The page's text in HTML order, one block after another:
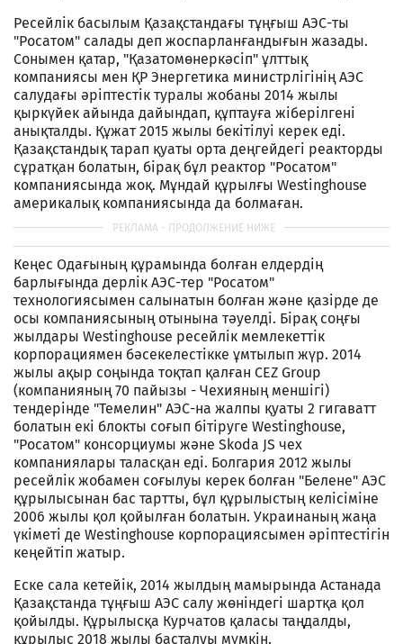
Ресейлік басылым Қазақстандағы тұңғыш АЭС-ты
"Росатом" салады деп жоспарланғандығын жазады.
Сонымен қатар, "Қазатомөнеркәсіп" ұлттық
компаниясы мен ҚР Энергетика министрлігінің АЭС
салудағы әріптестік туралы жобаны 2014 жылы
қыркүйек айында дайындап, құптауға жіберілгені
анықталды. Құжат 2015 жылы бекітілуі керек еді.
Қазақстандық тарап қуаты орта деңгейдегі реакторды
сұратқан болатын, бірақ бұл реактор "Росатом"
компаниясында жоқ. Мұндай құрылғы Westinghouse
америкалық компаниясында да болмаған.
Кеңес Одағының құрамында болған елдердің
барлығында дерлік АЭС-тер "Росатом"
технологиясымен салынатын болған және қазірде де
осы компаниясының отынына тәуелді. Бірақ соңғы
жылдары Westinghouse ресейлік мемлекеттік
корпорациямен бәсекелестікке ұмтылып жүр. 2014
жылы ақыр соңында тоқтап қалған CEZ Group
(компанияның 70 пайызы - Чехияның меншігі)
тендерінде "Темелин" АЭС-на жалпы қуаты 2 гигаватт
болатын екі блокты соғып бітіруге Westinghouse,
"Росатом" консорциумы және Skoda JS чех
компаниялары таласқан еді. Болгария 2012 жылы
ресейлік жобамен соғылуы керек болған "Белене" АЭС
құрылысынан бас тартты, бұл құрылыстың келісіміне
2006 жылы қол қойылған болатын. Украинаның жаңа
үкіметі де Westinghouse корпорациясымен әріптестігін
кеңейтіп жатыр.
Еске сала кетейік, 2014 жылдың мамырында Астанада
Қазақстанда тұңғыш АЭС салу жөніндегі шартқа қол
қойылды. Құрылысқа Курчатов қаласы таңдалды,
құрылыс 2018 жылы басталуы мүмкін.